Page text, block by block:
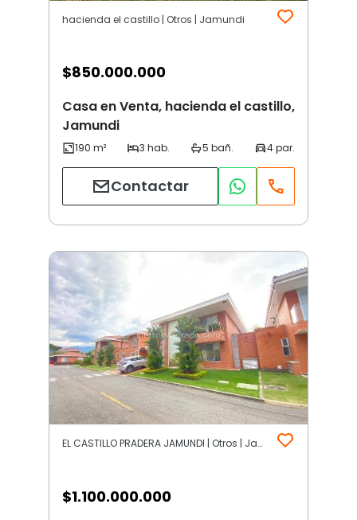
hacienda el castillo | Otros | Jamundi
$850.000.000
Casa en Venta, hacienda el castillo,
Jamundi
Contactar
EL CASTILLO PRADERA JAMUNDI | Otros | Jamundi
$1.100.000.000